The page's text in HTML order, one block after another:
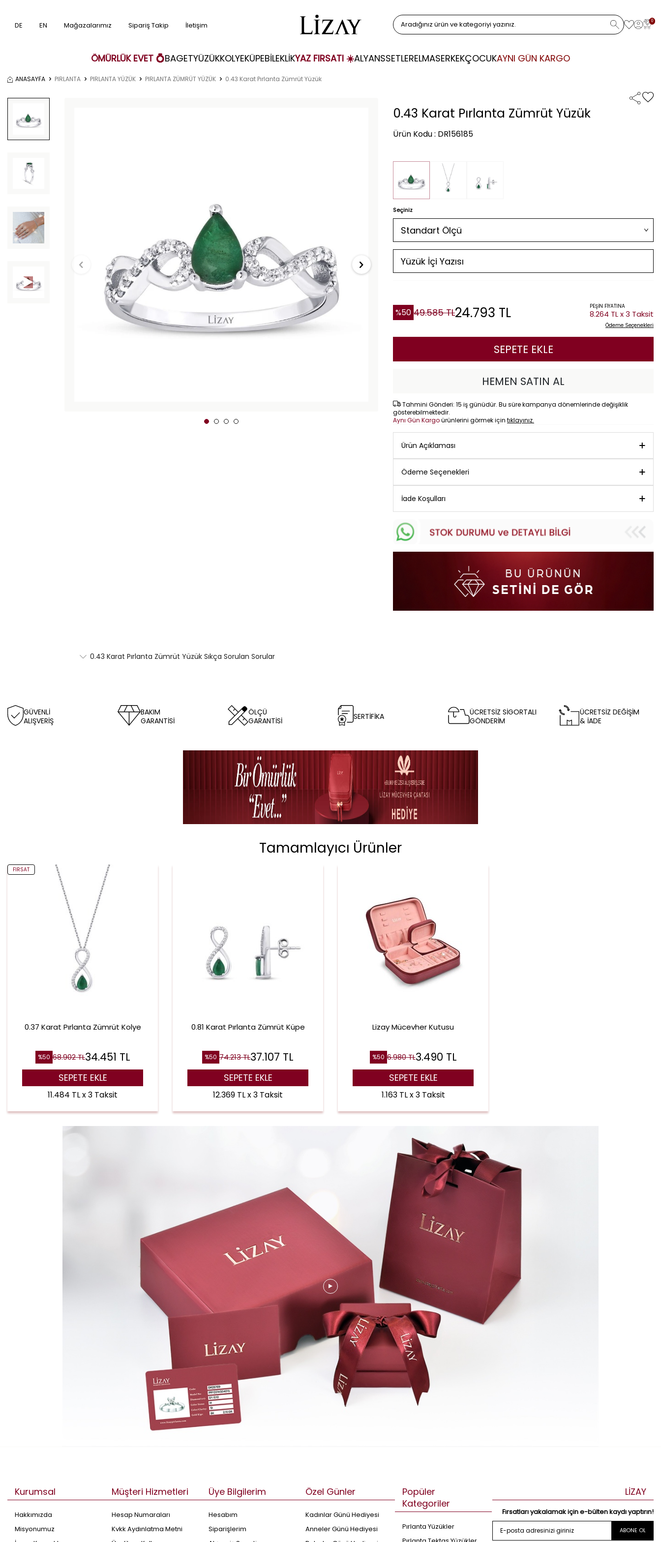
DE EN Mağazalarımız Sipariş Takip İletişim 0
ÖMÜRLÜK EVET 💍BAGETYÜZÜKKOLYEKÜPEBİLEKLİKYAZ FIRSATI ☀️ALYANSSETLERELMASERKEKÇOCUKAYNI GÜN KARGO
ANASAYFA PIRLANTA PIRLANTA YÜZÜK PIRLANTA ZÜMRÜT YÜZÜK 0.43 Karat Pırlanta Zümrüt Yüzük
0.43 Karat Pırlanta Zümrüt Yüzük
Ürün Kodu : DR156185
Seçiniz
%50 49.585TL24.793 TL PEŞİN FİYATINA
8.264 TL x 3 Taksit
Ödeme Seçenekleri
SEPETE EKLE
HEMEN SATIN AL
Tahmini Gönderi: 15 iş günüdür. Bu süre kampanya dönemlerinde değişiklik
gösterebilmektedir.
Aynı Gün Kargoürünlerini görmek için tıklayınız.
Ürün Açıklaması
Ödeme Seçenekleri
İade Koşulları
0.43 Karat Pırlanta Zümrüt Yüzük Sıkça Sorulan Sorular
GÜVENLİ
ALIŞVERİŞ
BAKIM
GARANTİSİ
ÖLÇÜ
GARANTİSİ
SERTİFİKA
ÜCRETSİZ SİGORTALI
GÖNDERİM
ÜCRETSİZ DEĞİŞİM
& İADE
Tamamlayıcı Ürünler
FIRSAT
0.37 Karat Pırlanta Zümrüt Kolye
%50 68.902TL34.451 TL
SEPETE EKLE
11.484 TL x 3 Taksit
0.81 Karat Pırlanta Zümrüt Küpe
%50 74.213TL37.107 TL
SEPETE EKLE
12.369 TL x 3 Taksit
Lizay Mücevher Kutusu
%50 6.980TL3.490 TL
SEPETE EKLE
1.163 TL x 3 Taksit
Kurumsal
Hakkımızda
Misyonumuz
Müşteri Hizmetleri
Hesap Numaraları
Kvkk Aydınlatma Metni
Üye Bilgilerim
Hesabım
Siparişlerim
Özel Günler
Kadınlar Günü Hediyesi
Anneler Günü Hediyesi
Popüler
Kategoriler
Pırlanta Yüzükler
LİZAY
Fırsatları yakalamak için e-bülten kaydı yaptırın!
ABONE OL